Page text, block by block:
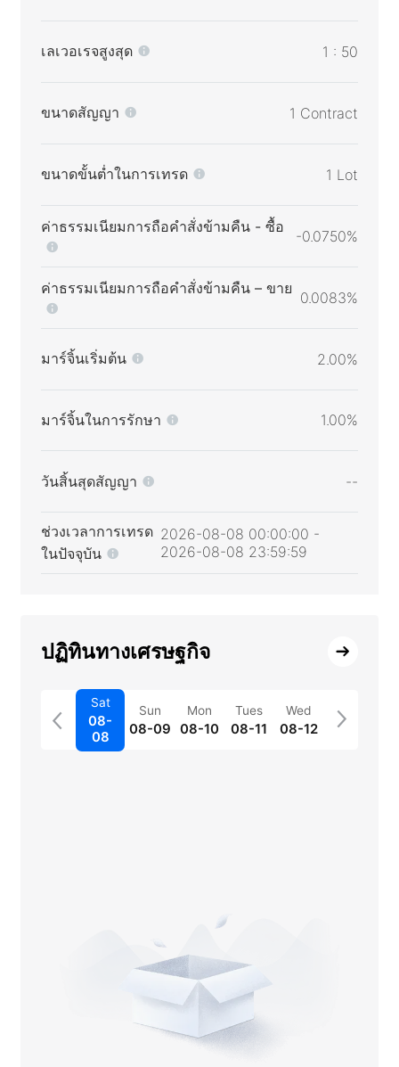
เลเวอเรจสูงสุด 1 : 50
ขนาดสัญญา 1 Contract
ขนาดขั้นต่ำในการเทรด 1 Lot
ค่าธรรมเนียมการถือคำสั่งข้ามคืน - ซื้อ
-0.0750%
ค่าธรรมเนียมการถือคำสั่งข้ามคืน – ขาย
0.0083%
มาร์จิ้นเริ่มต้น 2.00%
มาร์จิ้นในการรักษา 1.00%
วันสิ้นสุดสัญญา --
ช่วงเวลาการเทรด
ในปัจจุบัน
2026-08-08 00:00:00 -
2026-08-08 23:59:59
ปฏิทินทางเศรษฐกิจ
Sat
08-
08
Sun
08-09
Mon
08-10
Tues
08-11
Wed
08-12